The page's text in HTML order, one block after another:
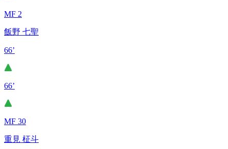
MF 2
飯野 七聖
66’
66’
MF 30
重見 柾斗